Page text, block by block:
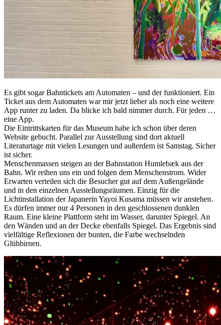
Es gibt sogar Bahntickets am Automaten – und der funktioniert. Ein
Ticket aus dem Automaten war mir jetzt lieber als noch eine weitere
App runter zu laden. Da blicke ich bald nimmer durch. Für jeden …
eine App.
Die Eintrittskarten für das Museum habe ich schon über deren
Website gebucht. Parallel zur Ausstellung sind dort aktuell
Literaturtage mit vielen Lesungen und außerdem ist Samstag. Sicher
ist sicher.
Menschenmassen steigen an der Bahnstation Humlebæk aus der
Bahn. Wir reihen uns ein und folgen dem Menschenstrom. Wider
Erwarten verteilen sich die Besucher gut auf dem Außengelände
und in den einzelnen Ausstellungsräumen. Einzig für die
Lichtinstallation der Japanerin Yayoi Kusama müssen wir anstehen.
Es dürfen immer nur 4 Personen in den geschlossenen dunklen
Raum. Eine kleine Plattform steht im Wasser, darunter Spiegel. An
den Wänden und an der Decke ebenfalls Spiegel. Das Ergebnis sind
vielfältige Reflexionen der bunten, die Farbe wechselnden
Glühbirnen.